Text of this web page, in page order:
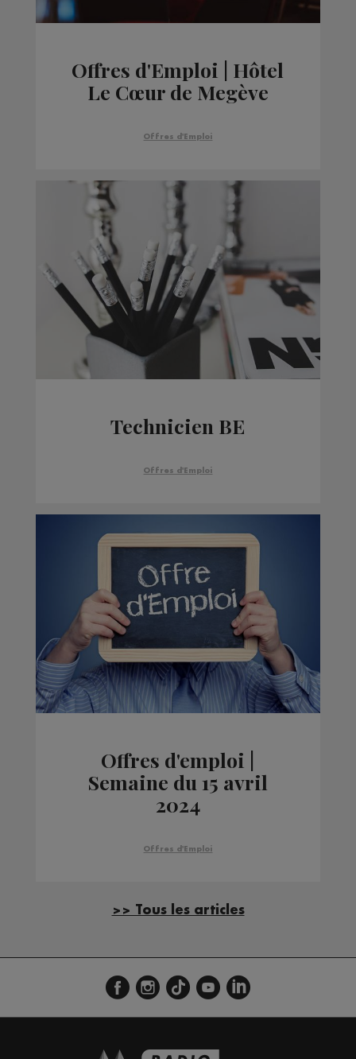
Offres d'Emploi | Hôtel
Le Cœur de Megève
Offres d'Emploi
Technicien BE
Offres d'Emploi
Offres d'emploi |
Semaine du 15 avril
2024
Offres d'Emploi
>> Tous les articles